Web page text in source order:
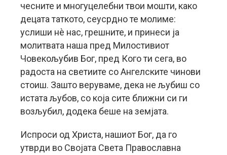
чесните и многуцелебни твои мошти, како
децата таткото, сеусрдно те молиме:
услиши нè нас, грешните, и принеси ја
молитвата наша пред Милостивиот
Човекољубив Бог, пред Кого ти сега, во
радоста на светиите со Ангелските чинови
стоиш. Зашто веруваме, дека не љубиш со
истата љубов, со која сите ближни си ги
возљубил, додека беше на земјата.
Испроси од Христа, нашиот Бог, да го
утврди во Својата Света Православна